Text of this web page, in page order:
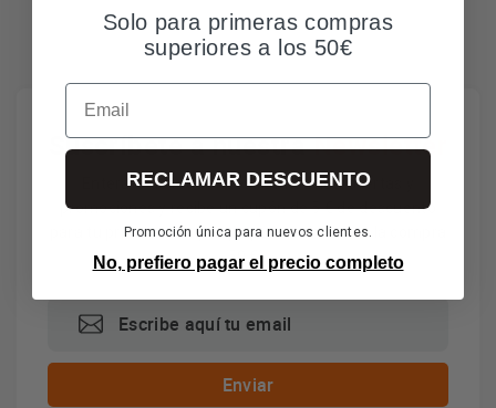
Suscríbete a nuestraNewsletter
Entérate de todas nuestras noticias, ofertas y
promociones y recibe un cupón de 5 € de descuento
para tu primera compra (importe mínimo de la compra
50 €).
Solo para primeras compras
superiores a los 50€
Email
RECLAMAR DESCUENTO
Promoción única para nuevos clientes.
No, prefiero pagar el precio completo